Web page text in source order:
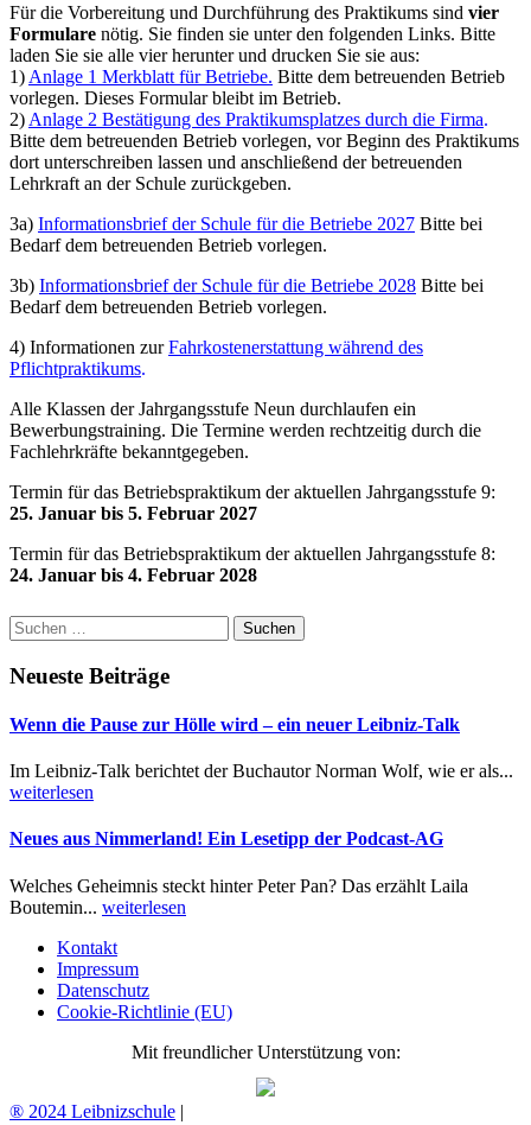
Für die Vorbereitung und Durchführung des Praktikums sind vier
Formulare nötig. Sie finden sie unter den folgenden Links. Bitte
laden Sie sie alle vier herunter und drucken Sie sie aus:
1) Anlage 1 Merkblatt für Betriebe. Bitte dem betreuenden Betrieb
vorlegen. Dieses Formular bleibt im Betrieb.
2) Anlage 2 Bestätigung des Praktikumsplatzes durch die Firma.
Bitte dem betreuenden Betrieb vorlegen, vor Beginn des Praktikums
dort unterschreiben lassen und anschließend der betreuenden
Lehrkraft an der Schule zurückgeben.
3a) Informationsbrief der Schule für die Betriebe 2027 Bitte bei
Bedarf dem betreuenden Betrieb vorlegen.
3b) Informationsbrief der Schule für die Betriebe 2028 Bitte bei
Bedarf dem betreuenden Betrieb vorlegen.
4) Informationen zur Fahrkostenerstattung während des
Pflichtpraktikums.
Alle Klassen der Jahrgangsstufe Neun durchlaufen ein
Bewerbungstraining. Die Termine werden rechtzeitig durch die
Fachlehrkräfte bekanntgegeben.
Termin für das Betriebspraktikum der aktuellen Jahrgangsstufe 9:
25. Januar bis 5. Februar 2027
Termin für das Betriebspraktikum der aktuellen Jahrgangsstufe 8:
24. Januar bis 4. Februar 2028
Suchen
nach:
Neueste Beiträge
Wenn die Pause zur Hölle wird – ein neuer Leibniz-Talk
Im Leibniz-Talk berichtet der Buchautor Norman Wolf, wie er als...
weiterlesen
Neues aus Nimmerland! Ein Lesetipp der Podcast-AG
Welches Geheimnis steckt hinter Peter Pan? Das erzählt Laila
Boutemin... weiterlesen
Kontakt
Impressum
Datenschutz
Cookie-Richtlinie (EU)
Mit freundlicher Unterstützung von:
® 2024 Leibnizschule |